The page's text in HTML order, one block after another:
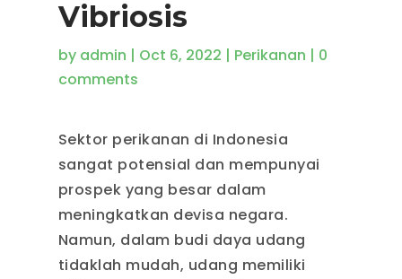
Vibriosis
by admin | Oct 6, 2022 | Perikanan | 0
comments
Sektor perikanan di Indonesia
sangat potensial dan mempunyai
prospek yang besar dalam
meningkatkan devisa negara.
Namun, dalam budi daya udang
tidaklah mudah, udang memiliki